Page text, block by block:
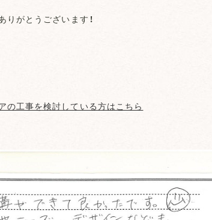
りがとうございます！
の工事を検討している方はこちら